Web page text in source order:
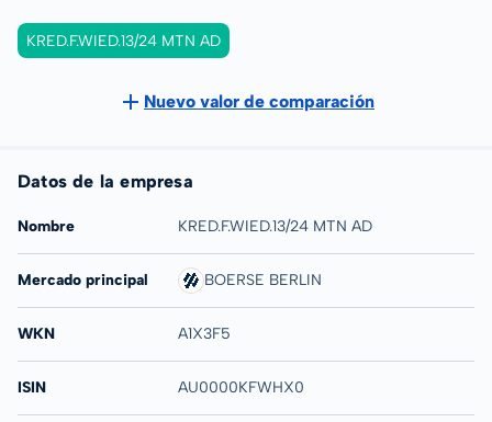
KRED.F.WIED.13/24 MTN AD
Nuevo valor de comparación
Datos de la empresa
Nombre KRED.F.WIED.13/24 MTN AD
Mercado principal BOERSE BERLIN
WKN A1X3F5
ISIN AU0000KFWHX0